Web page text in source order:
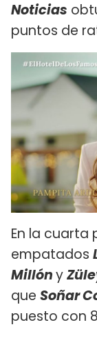
Noticias
puntos de
En la cuarta
empatados
Millóny
que Soñar
puesto con